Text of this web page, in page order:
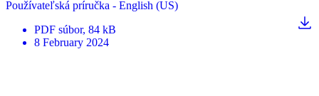
Používateľská príručka - English (US)
PDF súbor, 84 kB
8 February 2024